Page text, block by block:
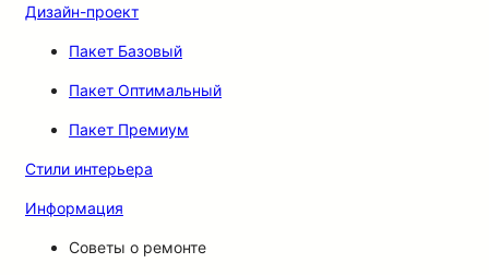
Дизайн-проект
Пакет Базовый
Пакет Оптимальный
Пакет Премиум
Стили интерьера
Информация
Советы о ремонте